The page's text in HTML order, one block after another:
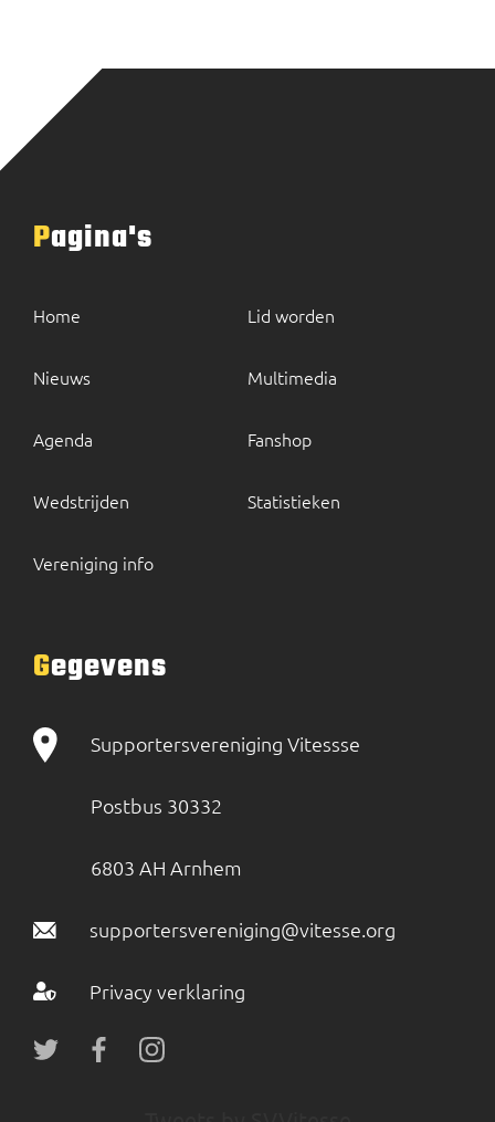
Pagina's
Home
Nieuws
Agenda
Wedstrijden
Vereniging info
Lid worden
Multimedia
Fanshop
Statistieken
Gegevens
Supportersvereniging Vitessse
Postbus 30332
6803 AH Arnhem
supportersvereniging@vitesse.org
Privacy verklaring